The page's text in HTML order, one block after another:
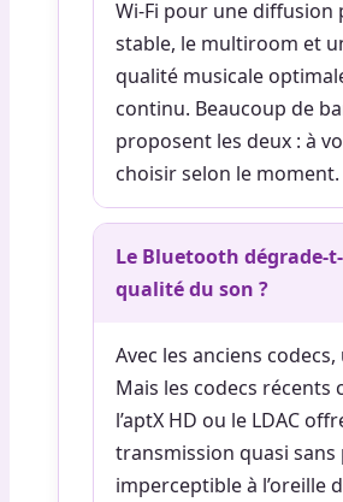
Wi-Fi pour une diffusion
stable, le multiroom et
qualité musicale
continu. Beaucoup de
proposent les deux : à
choisir selon le moment.
Le Bluetooth dégrade-
qualité du son ?
Avec les anciens codecs,
Mais les codecs récents
l’aptX HD ou le LDAC
transmission quasi sans
imperceptible à l’oreille